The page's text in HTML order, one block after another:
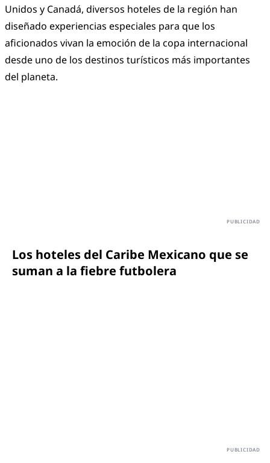
Unidos y Canadá, diversos hoteles de la región han
diseñado experiencias especiales para que los
aficionados vivan la emoción de la copa internacional
desde uno de los destinos turísticos más importantes
del planeta.
Los hoteles del Caribe Mexicano que se
suman a la fiebre futbolera